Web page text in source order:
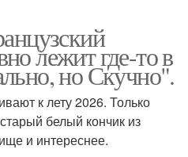
лежит где-то в
но Скучно".
к лету 2026. Только
белый кончик из
и интереснее.